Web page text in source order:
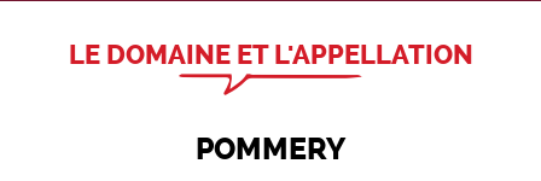
LE DOMAINE ET L'APPELLATION
POMMERY